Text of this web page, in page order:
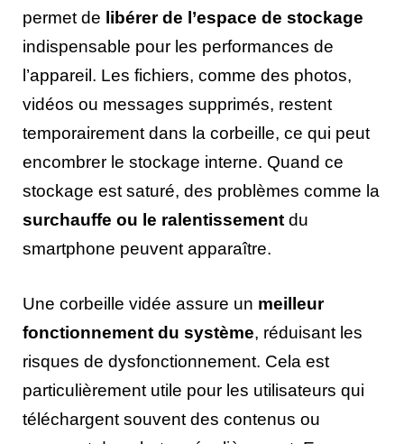
permet de libérer de l’espace de stockage
indispensable pour les performances de
l’appareil. Les fichiers, comme des photos,
vidéos ou messages supprimés, restent
temporairement dans la corbeille, ce qui peut
encombrer le stockage interne. Quand ce
stockage est saturé, des problèmes comme la
surchauffe ou le ralentissement du
smartphone peuvent apparaître.
Une corbeille vidée assure un meilleur
fonctionnement du système, réduisant les
risques de dysfonctionnement. Cela est
particulièrement utile pour les utilisateurs qui
téléchargent souvent des contenus ou